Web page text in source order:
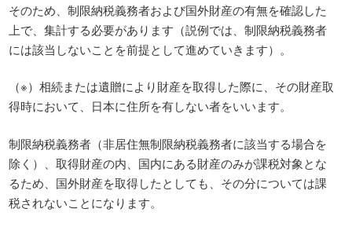
そのため、制限納税義務者および国外財産の有無を確認した
上で、集計する必要があります（説例では、制限納税義務者
には該当しないことを前提として進めていきます）。
（※）相続または遺贈により財産を取得した際に、その財産取
得時において、日本に住所を有しない者をいいます。
制限納税義務者（非居住無制限納税義務者に該当する場合を
除く）、取得財産の内、国内にある財産のみが課税対象とな
るため、国外財産を取得したとしても、その分については課
税されないことになります。